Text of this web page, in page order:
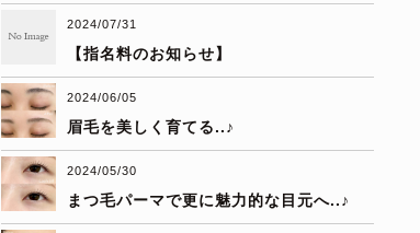
2024/07/31
【指名料のお知らせ】
2024/06/05
眉毛を美しく育てる..♪
2024/05/30
まつ毛パーマで更に魅力的な目元へ..♪